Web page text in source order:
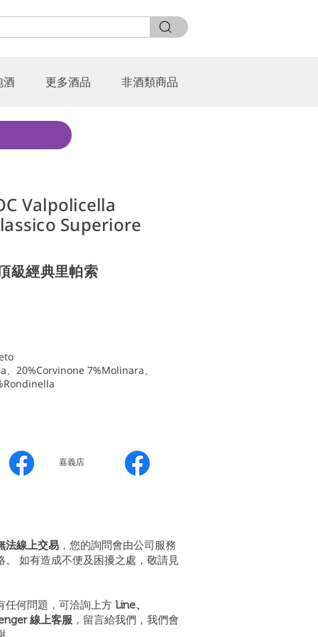
酒 更多酒品 非酒類商品
Valpolicella
Superiore
級經典里帕索
、20%Corvinone 7%Molinara、
嘉義店
法線上交易 ，您的詢問會由公司服務
。 如有造成不便及困擾之處，敬請見
任何問題，可洽詢上方 Line、
線上客服 ，留言給我們，我們會